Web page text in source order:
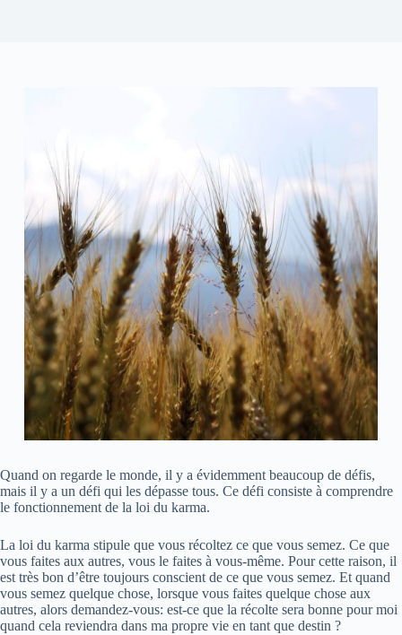
Quand on regarde le monde, il y a évidemment beaucoup de défis,
mais il y a un défi qui les dépasse tous. Ce défi consiste à comprendre
le fonctionnement de la loi du karma.
La loi du karma stipule que vous récoltez ce que vous semez. Ce que
vous faites aux autres, vous le faites à vous-même. Pour cette raison, il
est très bon d’être toujours conscient de ce que vous semez. Et quand
vous semez quelque chose, lorsque vous faites quelque chose aux
autres, alors demandez-vous: est-ce que la récolte sera bonne pour moi
quand cela reviendra dans ma propre vie en tant que destin ?